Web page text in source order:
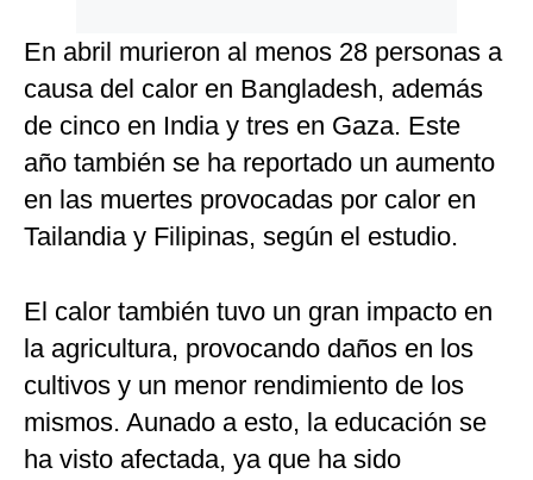
En abril murieron al menos 28 personas a
causa del calor en Bangladesh, además
de cinco en India y tres en Gaza. Este
año también se ha reportado un aumento
en las muertes provocadas por calor en
Tailandia y Filipinas, según el estudio.
El calor también tuvo un gran impacto en
la agricultura, provocando daños en los
cultivos y un menor rendimiento de los
mismos. Aunado a esto, la educación se
ha visto afectada, ya que ha sido